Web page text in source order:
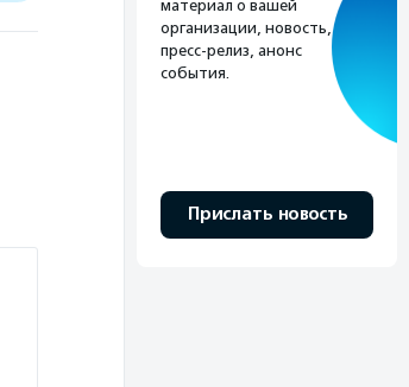
материал о вашей
организации, новость,
пресс-релиз, анонс
события.
Прислать новость